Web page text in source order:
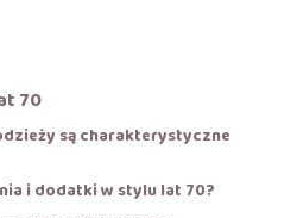
70
są charakterystyczne
i dodatki w stylu lat 70?